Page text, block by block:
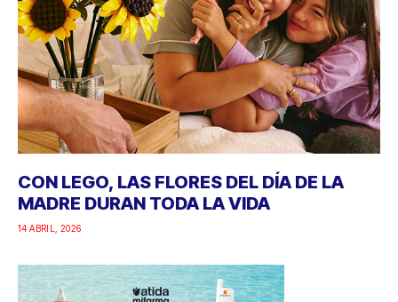
CON LEGO, LAS FLORES DEL DÍA DE LA
MADRE DURAN TODA LA VIDA
14 ABRIL, 2026